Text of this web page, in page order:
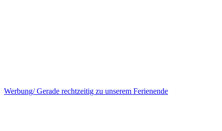
Werbung/ Gerade rechtzeitig zu unserem Ferienende